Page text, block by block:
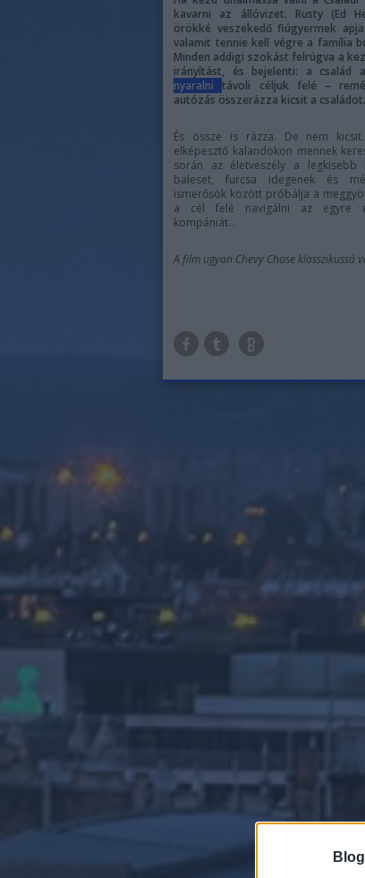
kavarni az állóvizet. Rusty (Ed
örökké veszekedő fiúgyermek
valamit tennie kell végre a família
Minden addigi szokást felrúgva a
irányítást, és bejelenti: a család
nyaralnitávoli céljuk felé –
autózás összerázza kicsit a családot.
És össze is rázza. De nem
elképesztő kalandokon mennek
során az életveszély a legkisebb
baleset, furcsa idegenek és
ismerősök között próbálja a
a cél felé navigálni az egyre
kompániát…
A film ugyan Chevy Chase klasszikussá